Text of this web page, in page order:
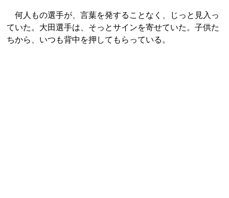
何人もの選手が、言葉を発することなく、じっと見入っ
ていた。大田選手は、そっとサインを寄せていた。子供た
ちから、いつも背中を押してもらっている。